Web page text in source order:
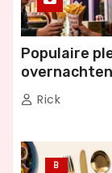
Populaire
Rick
B